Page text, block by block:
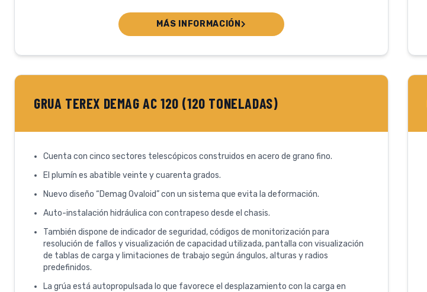
MÁS INFORMACIÓN
GRUA TEREX DEMAG AC 120 (120 TONELADAS)
Cuenta con cinco sectores telescópicos construidos en acero de grano fino.
El plumín es abatible veinte y cuarenta grados.
Nuevo diseño “Demag Ovaloid” con un sistema que evita la deformación.
Auto-instalación hidráulica con contrapeso desde el chasis.
También dispone de indicador de seguridad, códigos de monitorización para
resolución de fallos y visualización de capacidad utilizada, pantalla con visualización
de tablas de carga y limitaciones de trabajo según ángulos, alturas y radios
predefinidos.
La grúa está autopropulsada lo que favorece el desplazamiento con la carga en